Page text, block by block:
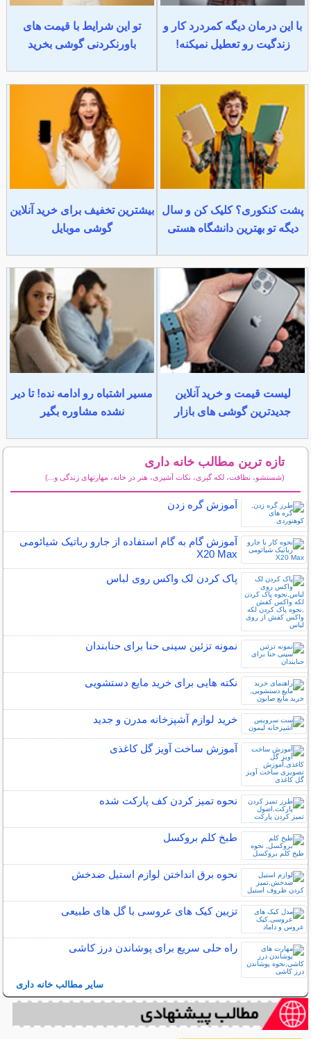
با این درمان دیگه کمردرد کار و
زندگیت رو تعطیل نمیکنه!
تو این شرایط با قیمت های
باورنکردنی گوشی بخرید
پشت کنکوری؟ کلیک کن و سال
دیگه تو بهترین دانشگاه هستی
بیشترین تخفیف برای خرید آنلاین
گوشی موبایل
لیست قیمت و خرید آنلاین
جدیدترین گوشی های بازار
مسیر اشتباه رو ادامه نده! تا دیر
نشده مشاوره بگیر
تازه ترین مطالب خانه داری
(شستشو، نظافت، لکه گیری، نکات آشپزی، هنر در خانه، مهارتهای زندگی و...)
آموزش گره زدن
آموزش گام به گام استفاده از جارو رباتیک شیائومی
X20 Max
پاک کردن لک واکس روی لباس
نمونه تزئین سینی حنا برای حنابندان
نکته هایی برای خرید مایع دستشویی
خرید لوازم آشپزخانه مدرن و جدید
آموزش ساخت آویز گل کاغذی
نحوه تمیز کردن کف پارکت شده
طبخ کلم بروکسل
نحوه برق انداختن لوازم استیل ضدخش
تزیین کیک های عروسی با گل های طبیعی
راه حلی سریع برای پوشاندن درز کاشی
سایر مطالب خانه داری